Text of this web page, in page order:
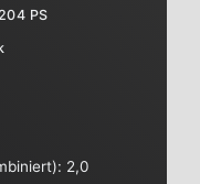
PS
2,0